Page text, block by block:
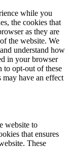
while you
the cookies that
as they are
the website. We
understand how
in your browser
to opt-out of these
have an effect
website to
that ensures
These